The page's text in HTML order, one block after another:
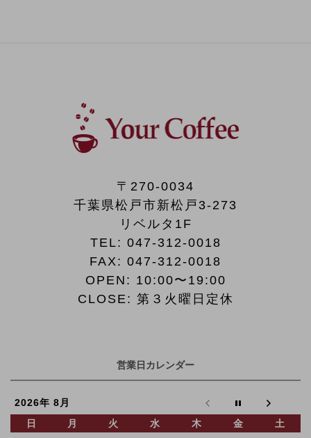
〒270-0034
千葉県松戸市新松戸3-273
リベルタ1F
TEL: 047-312-0018
FAX: 047-312-0018
OPEN: 10:00〜19:00
CLOSE: 第３火曜日定休
営業日カレンダー
2026年 8月
日
月 火 水 木 金
土